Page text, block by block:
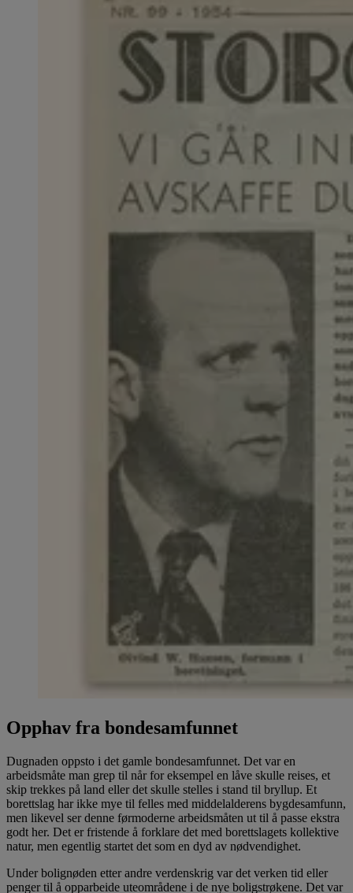
Opphav fra bondesamfunnet
Dugnaden oppsto i det gamle bondesamfunnet. Det var en
arbeidsmåte man grep til når for eksempel en låve skulle reises, et
skip trekkes på land eller det skulle stelles i stand til bryllup. Et
borettslag har ikke mye til felles med middelalderens bygdesamfunn,
men likevel ser denne førmoderne arbeidsmåten ut til å passe ekstra
godt her. Det er fristende å forklare det med borettslagets kollektive
natur, men egentlig startet det som en dyd av nødvendighet.
Under bolignøden etter andre verdenskrig var det verken tid eller
penger til å opparbeide uteområdene i de nye boligstrøkene. Det var